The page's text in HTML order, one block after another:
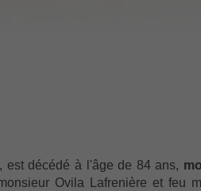
, est décédé à l'âge de 84 ans,
Ovila Lafrenière et feu